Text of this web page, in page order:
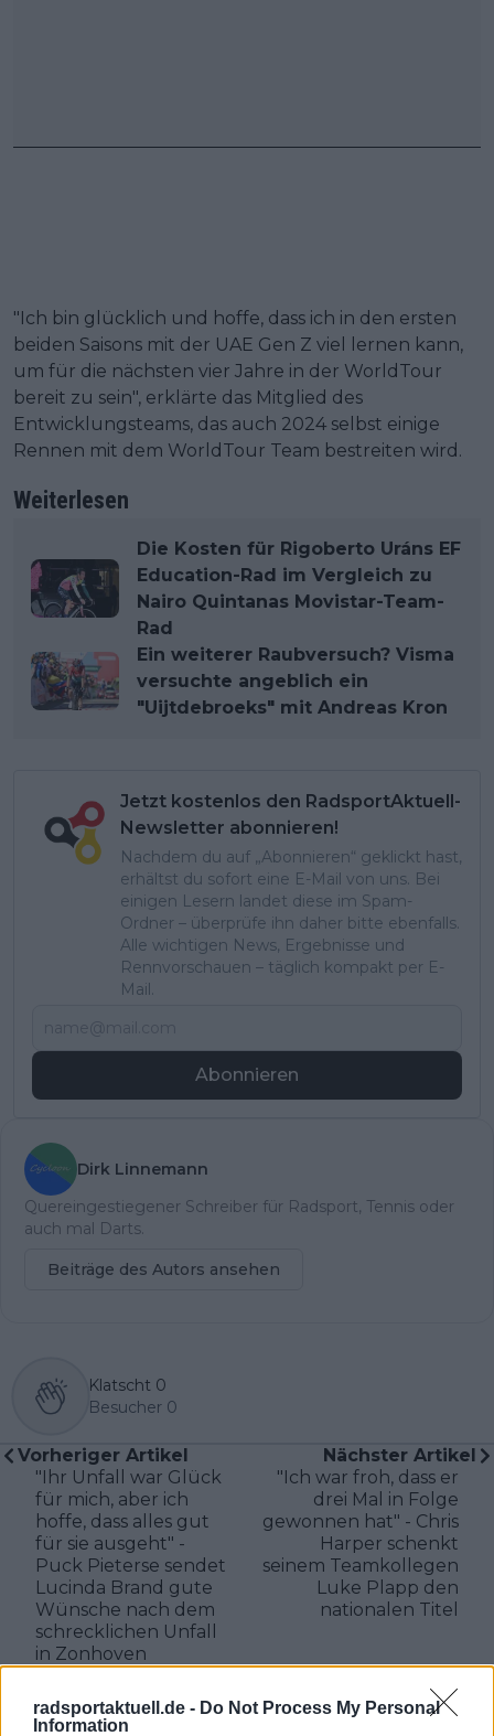
radsportaktuell.de - Do Not Process My Personal
Information
"Ich bin glücklich und hoffe, dass ich in den ersten
beiden Saisons mit der UAE Gen Z viel lernen kann,
um für die nächsten vier Jahre in der WorldTour
bereit zu sein", erklärte das Mitglied des
Entwicklungsteams, das auch 2024 selbst einige
Rennen mit dem WorldTour Team bestreiten wird.
Weiterlesen
Die Kosten für Rigoberto Uráns EF
Education-Rad im Vergleich zu
Nairo Quintanas Movistar-Team-
Rad
Ein weiterer Raubversuch? Visma
versuchte angeblich ein
"Uijtdebroeks" mit Andreas Kron
Jetzt kostenlos den RadsportAktuell-
Newsletter abonnieren!
Nachdem du auf „Abonnieren“ geklickt hast,
erhältst du sofort eine E-Mail von uns. Bei
einigen Lesern landet diese im Spam-
Ordner – überprüfe ihn daher bitte ebenfalls.
Alle wichtigen News, Ergebnisse und
Rennvorschauen – täglich kompakt per E-
Mail.
Abonnieren
Dirk Linnemann
Quereingestiegener Schreiber für Radsport, Tennis oder
auch mal Darts.
Beiträge des Autors ansehen
Klatscht 0
Besucher 0
Vorheriger Artikel
"Ihr Unfall war Glück
für mich, aber ich
hoffe, dass alles gut
für sie ausgeht" -
Puck Pieterse sendet
Lucinda Brand gute
Wünsche nach dem
schrecklichen Unfall
in Zonhoven
Nächster Artikel
"Ich war froh, dass er
drei Mal in Folge
gewonnen hat" - Chris
Harper schenkt
seinem Teamkollegen
Luke Plapp den
nationalen Titel